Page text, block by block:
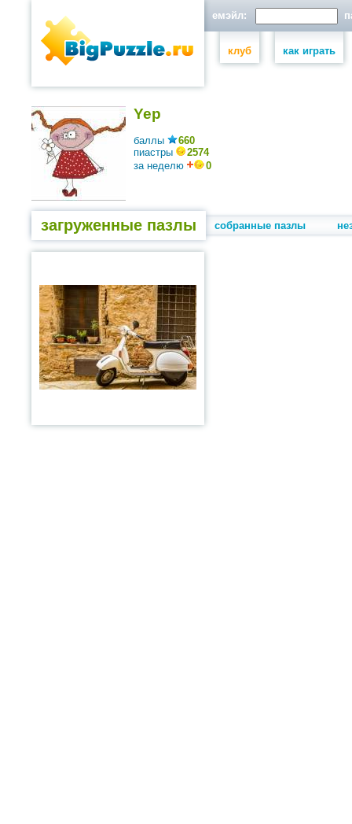
емэйл:
клуб как играть
Yep
баллы
660
пиастры
2574
за неделю
0
загруженные пазлы собранные пазлы